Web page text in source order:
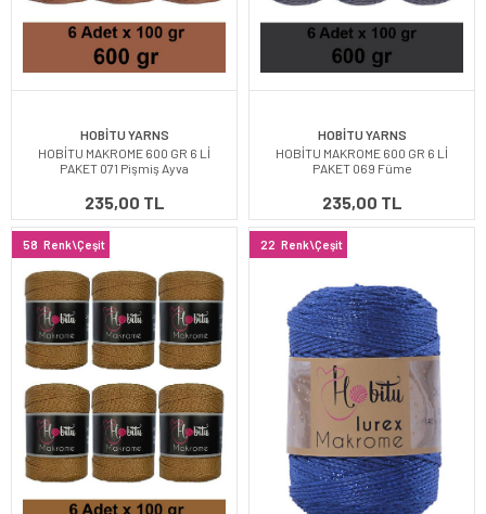
HOBİTU YARNS
HOBİTU MAKROME 600 GR 6 Lİ
PAKET 071 Pişmiş Ayva
235,00 TL
HOBİTU YARNS
HOBİTU MAKROME 600 GR 6 Lİ
PAKET 069 Füme
235,00 TL
58 Renk\Çeşit 22 Renk\Çeşit